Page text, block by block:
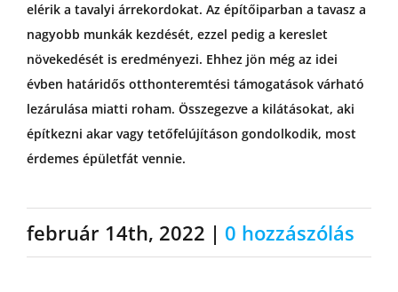
elérik a tavalyi árrekordokat. Az építőiparban a tavasz a
nagyobb munkák kezdését, ezzel pedig a kereslet
növekedését is eredményezi. Ehhez jön még az idei
évben határidős otthonteremtési támogatások várható
lezárulása miatti roham. Összegezve a kilátásokat, aki
építkezni akar vagy tetőfelújításon gondolkodik, most
érdemes épületfát vennie.
február 14th, 2022 | 0 hozzászólás